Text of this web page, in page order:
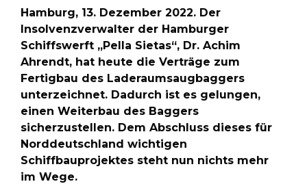
Hamburg, 13. Dezember 2022. Der
Insolvenzverwalter der Hamburger
Schiffswerft „Pella Sietas“, Dr. Achim
Ahrendt, hat heute die Verträge zum
Fertigbau des Laderaumsaugbaggers
unterzeichnet. Dadurch ist es gelungen,
einen Weiterbau des Baggers
sicherzustellen. Dem Abschluss dieses für
Norddeutschland wichtigen
Schiffbauprojektes steht nun nichts mehr
im Wege.